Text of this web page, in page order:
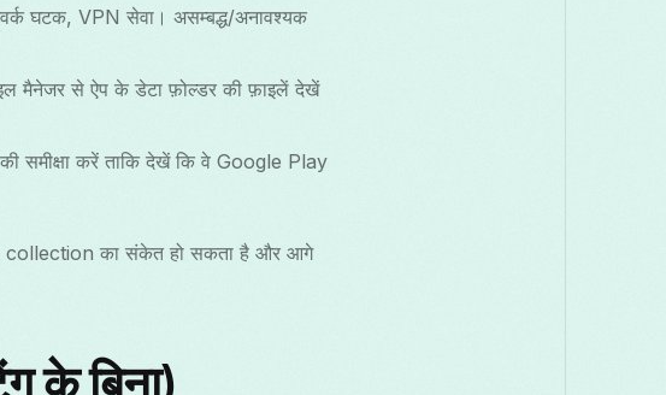
घटक, VPN सेवा। असम्बद्ध/अनावश्यक
मैनेजर से ऐप के डेटा फ़ोल्डर की फ़ाइलें देखें
की समीक्षा करें ताकि देखें कि वे Google Play
collection का संकेत हो सकता है और आगे